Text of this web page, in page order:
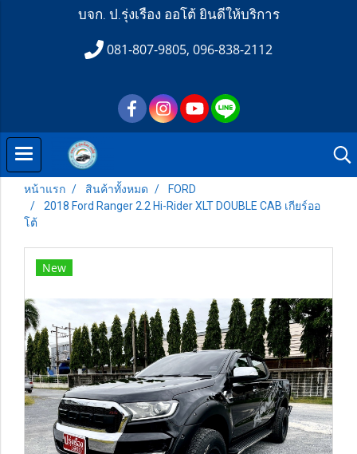
บจก. ป.รุ่งเรือง ออโต้ ยินดีให้บริการ
081-807-9805, 096-838-2112
หน้าแรก สินค้าทั้งหมด
FORD
2018 Ford Ranger 2.2 Hi-Rider XLT DOUBLE CAB เกียร์ออ
โต้
New